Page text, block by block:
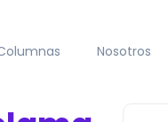
Nosotros